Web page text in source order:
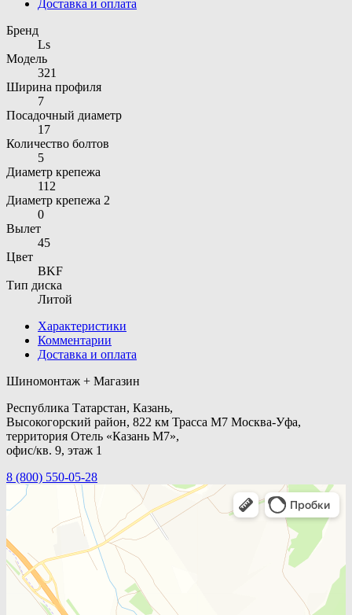
Доставка и оплата
Бренд
Ls
Модель
321
Ширина профиля
7
Посадочный диаметр
17
Количество болтов
5
Диаметр крепежа
112
Диаметр крепежа 2
0
Вылет
45
Цвет
BKF
Тип диска
Литой
Характеристики
Комментарии
Доставка и оплата
Шиномонтаж + Магазин
Республика Татарстан, Казань,
Высокогорский район, 822 км Трасса М7 Москва-Уфа,
территория Отель «Казань М7»,
офис/кв. 9, этаж 1
8 (800) 550-05-28